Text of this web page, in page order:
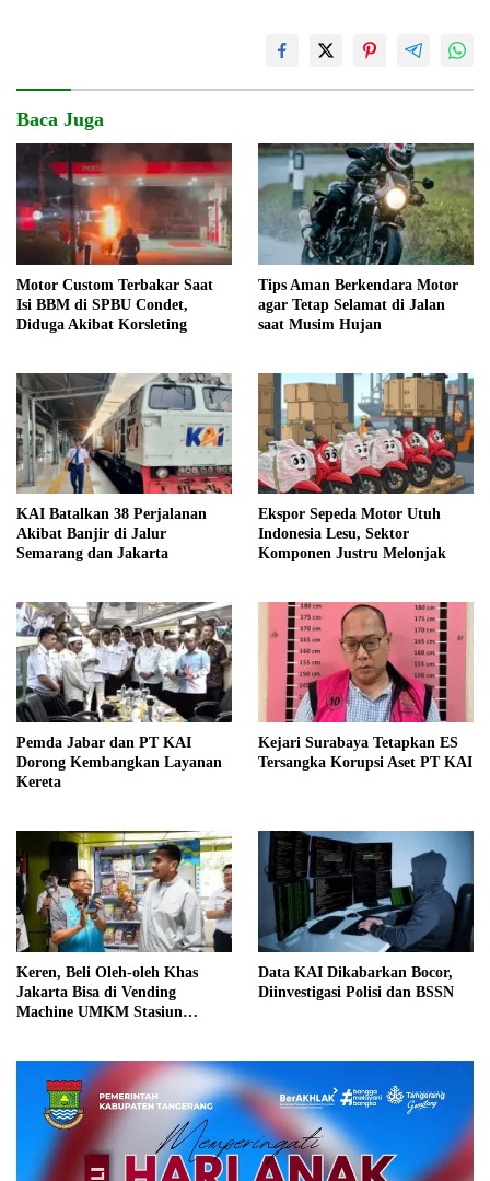
Baca Juga
Motor Custom Terbakar Saat
Isi BBM di SPBU Condet,
Diduga Akibat Korsleting
Tips Aman Berkendara Motor
agar Tetap Selamat di Jalan
saat Musim Hujan
KAI Batalkan 38 Perjalanan
Akibat Banjir di Jalur
Semarang dan Jakarta
Ekspor Sepeda Motor Utuh
Indonesia Lesu, Sektor
Komponen Justru Melonjak
Pemda Jabar dan PT KAI
Dorong Kembangkan Layanan
Kereta
Kejari Surabaya Tetapkan ES
Tersangka Korupsi Aset PT KAI
Keren, Beli Oleh-oleh Khas
Jakarta Bisa di Vending
Machine UMKM Stasiun
Data KAI Dikabarkan Bocor,
Diinvestigasi Polisi dan BSSN